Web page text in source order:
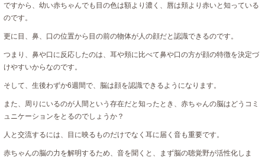
ですから、幼い赤ちゃんでも目の色は額より濃く、唇は頬より赤いと知っている
のです。
更に目、鼻、口の位置から目の前の物体が人の顔だと認識できるのです。
つまり、鼻や口に反応したのは、耳や頬に比べて鼻や口の方が顔の特徴を決定づ
けやすいからなのです。
そして、生後わずか6週間で、脳は顔を認識できるようになります。
また、周りにいるのが人間という存在だと知ったとき、赤ちゃんの脳はどうコミ
ュニケーションをとるのでしょうか？
人と交流するには、目に映るものだけでなく耳に届く音も重要です。
赤ちゃんの脳の力を解明するため、音を聞くと、まず脳の聴覚野が活性化しま